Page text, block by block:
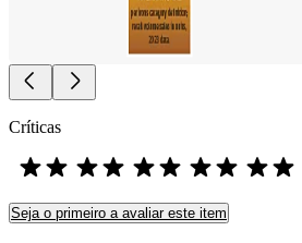
Críticas
Seja o primeiro a avaliar este item